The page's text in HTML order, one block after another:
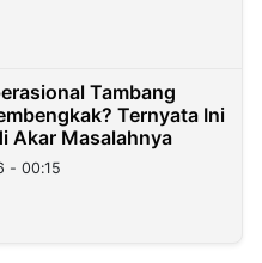
Tambang
Ternyata Ini
Akar Masalahnya
- 00:15